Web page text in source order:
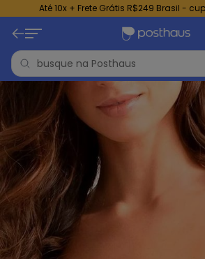
Até 10x + Frete Grátis R$249 Brasil -